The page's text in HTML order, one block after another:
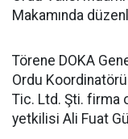
Makamında
Törene DOKA
Ordu Koordinatörü
Tic. Ltd. Şti. firma
yetkilisi Ali Fuat